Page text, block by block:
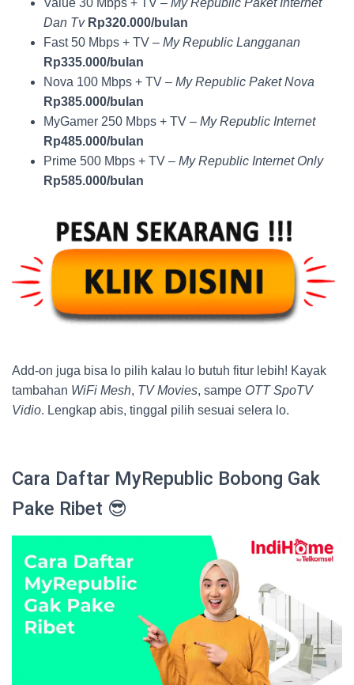
Value 30 Mbps + TV – My Republic Paket Internet
Dan Tv Rp320.000/bulan
Fast 50 Mbps + TV – My Republic Langganan
Rp335.000/bulan
Nova 100 Mbps + TV – My Republic Paket Nova
Rp385.000/bulan
MyGamer 250 Mbps + TV – My Republic Internet
Rp485.000/bulan
Prime 500 Mbps + TV – My Republic Internet Only
Rp585.000/bulan
Add-on juga bisa lo pilih kalau lo butuh fitur lebih! Kayak
tambahan WiFi Mesh, TV Movies, sampe OTT SpoTV
Vidio. Lengkap abis, tinggal pilih sesuai selera lo.
Cara Daftar MyRepublic Bobong Gak
Pake Ribet 😎